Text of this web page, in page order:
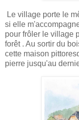
Le village porte le
si elle
pour frôler le village
forêt . Au sortir du
cette maison
pierre jusqu'au